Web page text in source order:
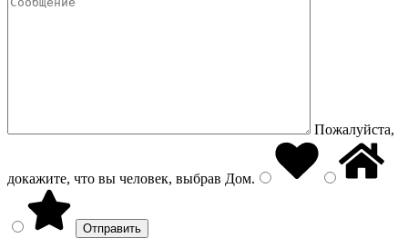
Пожалуйста,
докажите, что вы человек, выбрав Дом.